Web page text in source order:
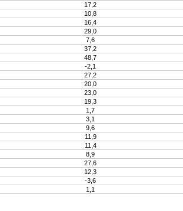
17,2
10,8
16,4
29,0
7,6
37,2
48,7
-2,1
27,2
20,0
23,0
19,3
1,7
3,1
9,6
11,9
11,4
8,9
27,6
12,3
-3,6
1,1